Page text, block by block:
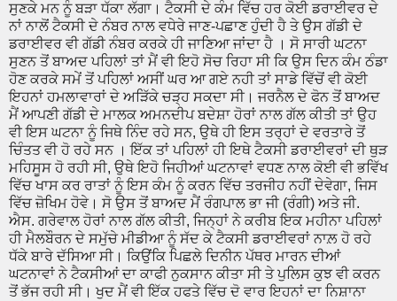
ਸੁਣਕੇ ਮਨ ਨੂੰ ਬੜਾ ਧੱਕਾ ਲੱਗਾ। ਟੈਕਸੀ ਦੇ ਕੰਮ ਵਿੱਚ ਹਰ ਕੋਈ ਡਰਾਈਵਰ ਦੇ
ਨਾਂ ਨਾਲੋਂ ਟੈਕਸੀ ਦੇ ਨੰਬਰ ਨਾਲ ਵਧੇਰੇ ਜਾਣ-ਪਛਾਣ ਹੁੰਦੀ ਹੈ ਤੇ ਉਸ ਗੱਡੀ ਦੇ
ਡਰਾਈਵਰ ਵੀ ਗੱਡੀ ਨੰਬਰ ਕਰਕੇ ਹੀ ਜਾਣਿਆ ਜਾਂਦਾ ਹੈ । ਸੋ ਸਾਰੀ ਘਟਨਾ
ਸੁਣਨ ਤੋਂ ਬਾਅਦ ਪਹਿਲਾਂ ਤਾਂ ਮੈਂ ਵੀ ਇਹੋ ਸੋਚ ਰਿਹਾ ਸੀ ਕਿ ਉਸ ਦਿਨ ਕੰਮ ਠੰਡਾ
ਹੋਣ ਕਰਕੇ ਸਮੇਂ ਤੋਂ ਪਹਿਲਾਂ ਅਸੀਂ ਘਰ ਆ ਗਏ ਨਹੀ ਤਾਂ ਸਾਡੇ ਵਿੱਚੋਂ ਵੀ ਕੋਈ
ਇਹਨਾਂ ਹਮਲਾਵਾਰਾਂ ਦੇ ਅੜਿੱਕੇ ਚੜ੍ਹ ਸਕਦਾ ਸੀ। ਜਰਨੈਲ ਦੇ ਫੋਨ ਤੋਂ ਬਾਅਦ
ਮੈਂ ਆਪਣੀ ਗੱਡੀ ਦੇ ਮਾਲਕ ਅਮਨਦੀਪ ਬਦੇਸ਼ਾ ਹੋਰਾਂ ਨਾਲ ਗੱਲ ਕੀਤੀ ਤਾਂ ਉਹ
ਵੀ ਇਸ ਘਟਨਾ ਨੂੰ ਜਿਥੇ ਨਿੰਦ ਰਹੇ ਸਨ, ਉਥੇ ਹੀ ਇਸ ਤਰ੍ਹਾਂ ਦੇ ਵਰਤਾਰੇ ਤੋਂ
ਚਿੰਤਤ ਵੀ ਹੋ ਰਹੇ ਸਨ । ਇੱਕ ਤਾਂ ਪਹਿਲਾਂ ਹੀ ਇਥੇ ਟੈਕਸੀ ਡਰਾਈਵਰਾਂ ਦੀ ਥੁੜ
ਮਹਿਸੂਸ ਹੋ ਰਹੀ ਸੀ, ਉਥੇ ਇਹੋ ਜਿਹੀਆਂ ਘਟਨਾਵਾਂ ਵਧਣ ਨਾਲ ਕੋਈ ਵੀ ਭਵਿੱਖ
ਵਿੱਚ ਖਾਸ ਕਰ ਰਾਤਾਂ ਨੂੰ ਇਸ ਕੰਮ ਨੂੰ ਕਰਨ ਵਿੱਚ ਤਰਜੀਹ ਨਹੀਂ ਦੇਵੇਗਾ, ਜਿਸ
ਵਿੱਚ ਜ਼ੋਖਿਮ ਹੋਵੇ। ਸੋ ਉਸ ਤੋਂ ਬਾਅਦ ਮੈਂ ਰੰਗਪਾਲ ਭਾ ਜੀ (ਰੰਗੀ) ਅਤੇ ਜੀ.
ਐਸ. ਗਰੇਵਾਲ ਹੋਰਾਂ ਨਾਲ ਗੱਲ ਕੀਤੀ, ਜਿਨ੍ਹਾਂ ਨੇ ਕਰੀਬ ਇਕ ਮਹੀਨਾ ਪਹਿਲਾਂ
ਹੀ ਮੈਲਬੌਰਨ ਦੇ ਸਮੁੱਚੇ ਮੀਡੀਆ ਨੂੰ ਸੱਦ ਕੇ ਟੈਕਸੀ ਡਰਾਈਵਰਾਂ ਨਾਲ਼ ਹੋ ਰਹੇ
ਧੱਕੇ ਬਾਰੇ ਦੱਸਿਆ ਸੀ। ਕਿਉਂਕਿ ਪਿਛਲੇ ਦਿਨੀਨ ਪੱਥਰ ਮਾਰਨ ਦੀਆਂ
ਘਟਨਾਵਾਂ ਨੇ ਟੈਕਸੀਆਂ ਦਾ ਕਾਫੀ ਨੁਕਸਾਨ ਕੀਤਾ ਸੀ ਤੇ ਪੁਲਿਸ ਕੁਝ ਵੀ ਕਰਨ
ਤੋਂ ਭੱਜ ਰਹੀ ਸੀ। ਖੁਦ ਮੈਂ ਵੀ ਇੱਕ ਹਫਤੇ ਵਿੱਚ ਦੋ ਵਾਰ ਇਹਨਾਂ ਦਾ ਨਿਸ਼ਾਨਾ